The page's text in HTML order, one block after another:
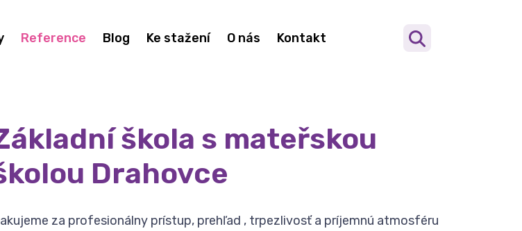
Reference Blog Ke stažení O nás Kontakt
škola s mateřskou
Drahovce
za profesionálny prístup, prehľad , trpezlivosť a príjemnú atmosféru